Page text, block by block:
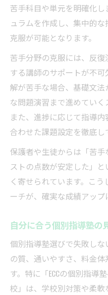
苦手科目や単元を明確化
ュラムを作成し、集中的
克服が可能となります。
苦手分野の克服には、反
する講師のサポートが不
解が苦手な場合、基礎文
な問題演習まで進めていく
また、進捗に応じて指導
合わせた課題設定を徹底し
保護者や生徒からは「苦
ストの点数が安定した」
く寄せられています。こ
ーチが、確実な成績アップ
自分に合う個別指導塾の
個別指導塾選びで失敗し
の質、通いやすさ、料金
す。特に「ECCの個別指導
校」は、学校別対策や柔